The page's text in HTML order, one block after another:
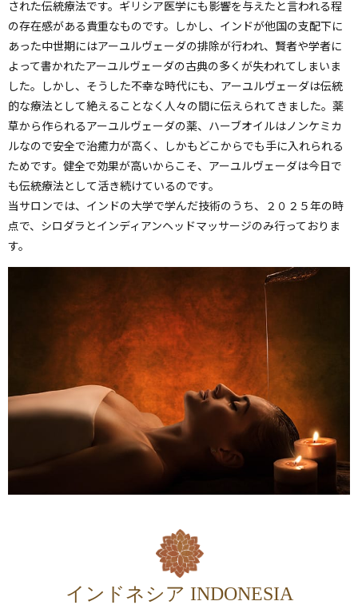
された伝統療法です。ギリシア医学にも影響を与えたと言われる程
の存在感がある貴重なものです。しかし、インドが他国の支配下に
あった中世期にはアーユルヴェーダの排除が行われ、賢者や学者に
よって書かれたアーユルヴェーダの古典の多くが失われてしまいま
した。しかし、そうした不幸な時代にも、アーユルヴェーダは伝統
的な療法として絶えることなく人々の間に伝えられてきました。薬
草から作られるアーユルヴェーダの薬、ハーブオイルはノンケミカ
ルなので安全で治癒力が高く、しかもどこからでも手に入れられる
ためです。健全で効果が高いからこそ、アーユルヴェーダは今日で
も伝統療法として活き続けているのです。
当サロンでは、インドの大学で学んだ技術のうち、２０２５年の時
点で、シロダラとインディアンヘッドマッサージのみ行っておりま
す。
インドネシア INDONESIA